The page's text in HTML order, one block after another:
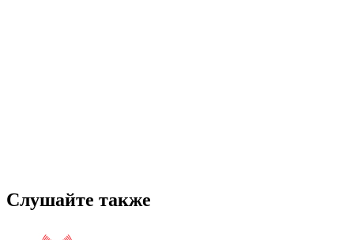
Слушайте также